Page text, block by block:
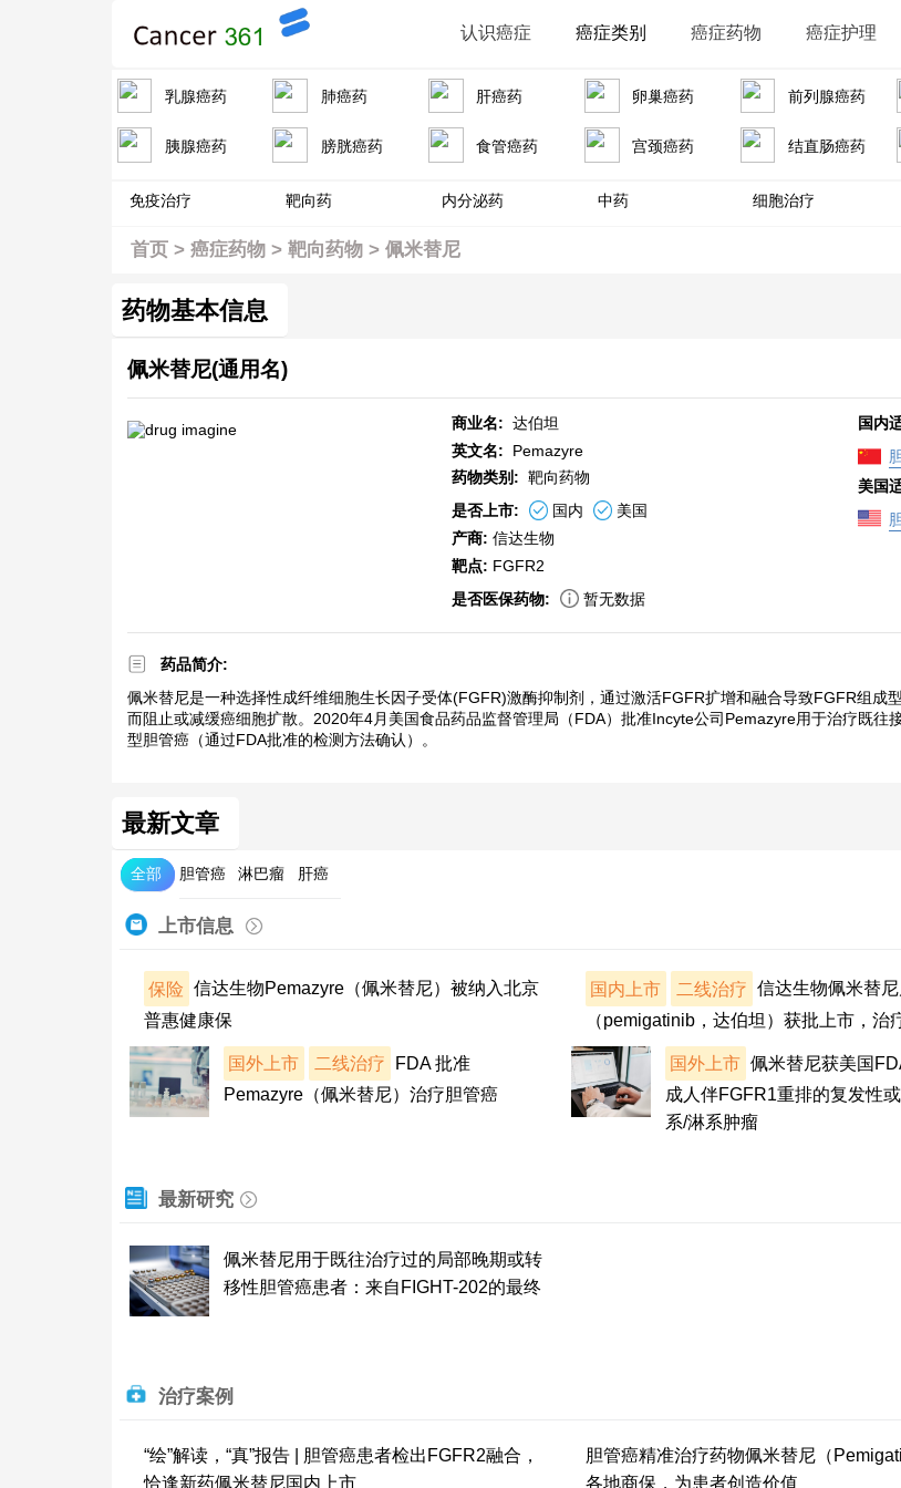
认识癌症 癌症类别 癌症药物 癌症护理
乳腺癌药 肺癌药 肝癌药 卵巢癌药 前列腺癌药
胰腺癌药 膀胱癌药 食管癌药 宫颈癌药 结直肠癌药
免疫治疗 靶向药 内分泌药 中药 细胞治疗
首页> 癌症药物> 靶向药物> 佩米替尼
药物基本信息
佩米替尼(通用名)
商业名: 达伯坦
英文名: Pemazyre
药物类别:靶向药物
是否上市:
国内
美国
产商:信达生物
靶点: FGFR2
是否医保药物:
暂无数据
国内
美国
药品简介:
佩米替尼是一种选择性成纤维细胞生长因子受体(FGFR)激酶抑制剂，通过激活FGFR扩增和融合导致FGFR组成
而阻止或减缓癌细胞扩散。2020年4月美国食品药品监督管理局（FDA）批准Incyte公司Pemazyre用于治疗既
型胆管癌（通过FDA批准的检测方法确认）。
最新文章
全部 胆管癌 淋巴瘤 肝癌
上市信息
保险 信达生物Pemazyre（佩米替尼）被纳入北京
普惠健康保
国内上市 二线治疗 信达生物佩米替
（pemigatinib，达伯坦）获批上市，治
国外上市 二线治疗
FDA 批准
Pemazyre（佩米替尼）治疗胆管癌
国外上市 佩米替尼获美国
成人伴FGFR1重排的复发性
系/淋系肿瘤
最新研究
佩米替尼用于既往治疗过的局部晚期或转
移性胆管癌患者：来自FIGHT-202的最终
治疗案例
“绘”解读，“真”报告 | 胆管癌患者检出FGFR2融合，
恰逢新药佩米替尼国内上市
胆管癌精准治疗药物佩米替尼（
各地商保，为患者创造价值